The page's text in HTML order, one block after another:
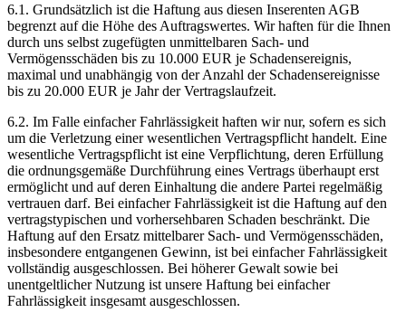
6.1. Grundsätzlich ist die Haftung aus diesen Inserenten AGB
begrenzt auf die Höhe des Auftragswertes. Wir haften für die Ihnen
durch uns selbst zugefügten unmittelbaren Sach- und
Vermögensschäden bis zu 10.000 EUR je Schadensereignis,
maximal und unabhängig von der Anzahl der Schadensereignisse
bis zu 20.000 EUR je Jahr der Vertragslaufzeit.
6.2. Im Falle einfacher Fahrlässigkeit haften wir nur, sofern es sich
um die Verletzung einer wesentlichen Vertragspflicht handelt. Eine
wesentliche Vertragspflicht ist eine Verpflichtung, deren Erfüllung
die ordnungsgemäße Durchführung eines Vertrags überhaupt erst
ermöglicht und auf deren Einhaltung die andere Partei regelmäßig
vertrauen darf. Bei einfacher Fahrlässigkeit ist die Haftung auf den
vertragstypischen und vorhersehbaren Schaden beschränkt. Die
Haftung auf den Ersatz mittelbarer Sach- und Vermögensschäden,
insbesondere entgangenen Gewinn, ist bei einfacher Fahrlässigkeit
vollständig ausgeschlossen. Bei höherer Gewalt sowie bei
unentgeltlicher Nutzung ist unsere Haftung bei einfacher
Fahrlässigkeit insgesamt ausgeschlossen.